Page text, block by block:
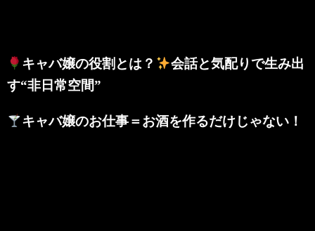
キャバ嬢の役割とは？
会話と気配りで生み出
す“非日常空間”
キャバ嬢のお仕事＝お酒を作るだけじゃない！